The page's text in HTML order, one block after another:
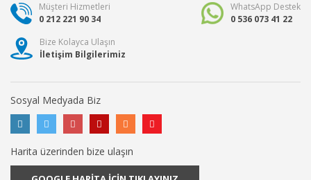
Müşteri Hizmetleri
0 212 221 90 34
WhatsApp Destek
0 536 073 41 22
Bize Kolayca Ulaşın
İletişim Bilgilerimiz
Sosyal Medyada Biz
Harita üzerinden bize ulaşın